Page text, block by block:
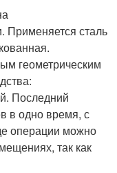
Применяется сталь
геометрическим
Последний
в одно время, с
операции можно
так как